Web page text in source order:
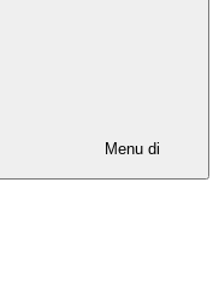
Menu di